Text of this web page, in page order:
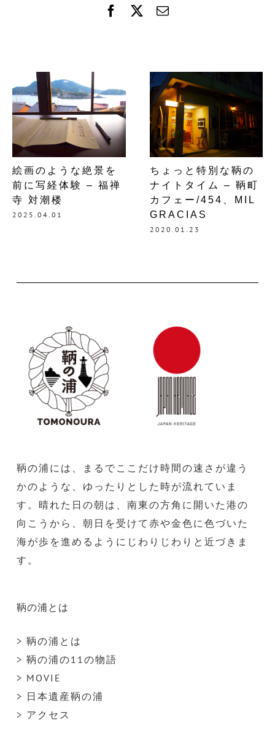
k
絵画のような絶景を
前に写経体験 – 福禅
寺 対潮楼
2025.04.01
ちょっと特別な鞆の
ナイトタイム – 鞆町
カフェー/454、MIL
GRACIAS
2020.01.23
鞆の浦には、まるでここだけ時間の速さが違う
かのような、ゆったりとした時が流れていま
す。晴れた日の朝は、南東の方角に開いた港の
向こうから、朝日を受けて赤や金色に色づいた
海が歩を進めるようにじわりじわりと近づきま
す。
鞆の浦とは
> 鞆の浦とは
> 鞆の浦の11の物語
> MOVIE
> 日本遺産鞆の浦
> アクセス